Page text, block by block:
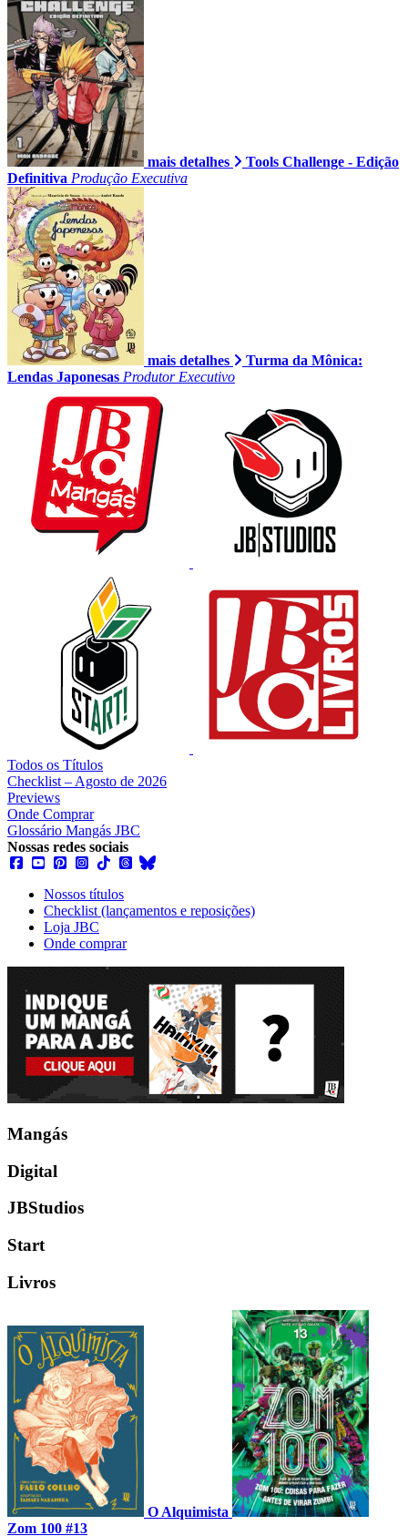
mais detalhes
Tools Challenge - Edição
Definitiva Produção Executiva
mais detalhes
Turma da Mônica:
Lendas Japonesas Produtor Executivo
Todos os Títulos
Checklist – Agosto de 2026
Previews
Onde Comprar
Glossário Mangás JBC
Nossas redes sociais
Nossos títulos
Checklist (lançamentos e reposições)
Loja JBC
Onde comprar
Mangás
Digital
JBStudios
Start
Livros
O Alquimista
Zom 100 #13